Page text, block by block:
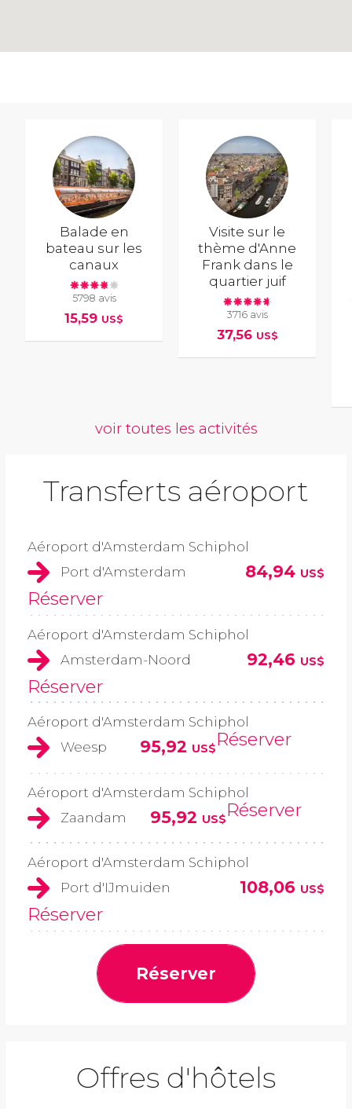
Balade en
bateau sur les
canaux
5798 avis
15,59 US$
Visite sur le
thème d'Anne
Frank dans le
quartier juif
3716 avis
37,56 US$
voir toutes les activités
Transferts aéroport
Aéroport d'Amsterdam Schiphol
Port d'Amsterdam
84,94 US$
Réserver
Aéroport d'Amsterdam Schiphol
Amsterdam-Noord
92,46 US$
Réserver
Aéroport d'Amsterdam Schiphol
Weesp
95,92 US$Réserver
Aéroport d'Amsterdam Schiphol
Zaandam
95,92 US$Réserver
Aéroport d'Amsterdam Schiphol
Port d'IJmuiden
108,06 US$
Réserver
Réserver
Offres d'hôtels